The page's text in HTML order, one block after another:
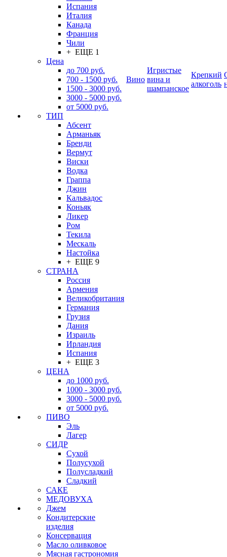
Испания
Италия
Канада
Франция
Чили
+ ЕЩЕ 1
Цена
до 700 руб.
700 - 1500 руб.
1500 - 3000 руб.
3000 - 5000 руб.
от 5000 руб.
ТИП
Абсент
Арманьяк
Бренди
Вермут
Виски
Водка
Граппа
Джин
Кальвадос
Коньяк
Ликер
Ром
Текила
Мескаль
Настойка
+ ЕЩЕ 9
СТРАНА
Россия
Армения
Великобритания
Германия
Грузия
Дания
Израиль
Ирландия
Испания
+ ЕЩЕ 3
ЦЕНА
до 1000 руб.
1000 - 3000 руб.
3000 - 5000 руб.
от 5000 руб.
ПИВО
Эль
Лагер
СИДР
Сухой
Полусухой
Полусладкий
Сладкий
САКЕ
МЕДОВУХА
Джем
Кондитерские
изделия
Консервация
Масло оливковое
Мясная гастрономия
Вино
Игристые
вина и
шампанское
Крепкий
алкоголь